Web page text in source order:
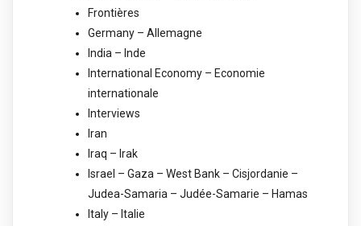
Frontières
Germany – Allemagne
India – Inde
International Economy – Economie
internationale
Interviews
Iran
Iraq – Irak
Israel – Gaza – West Bank – Cisjordanie –
Judea-Samaria – Judée-Samarie – Hamas
Italy – Italie